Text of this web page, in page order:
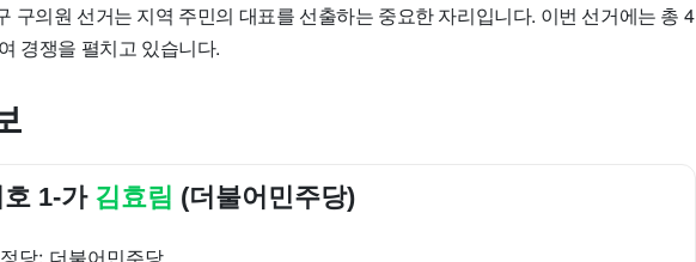
구의원 선거는 지역 주민의 대표를 선출하는 중요한 자리입니다. 이번 선거에는 총 4
경쟁을 펼치고 있습니다.
1-가 김효림 (더불어민주당)
정당: 더불어민주당